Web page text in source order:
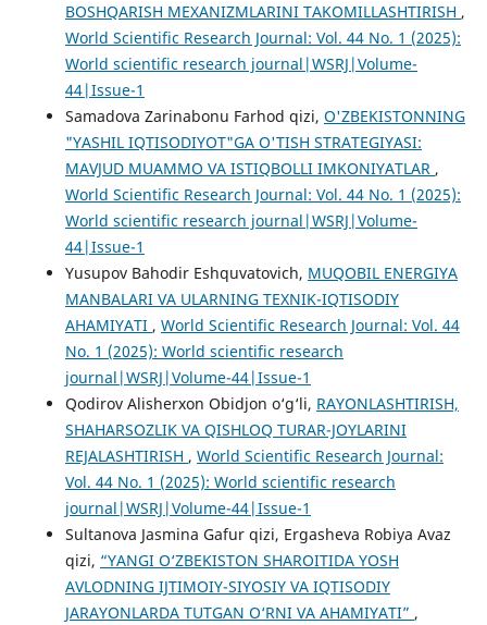
BOSHQARISH MEXANIZMLARINI TAKOMILLASHTIRISH ,
World Scientific Research Journal: Vol. 44 No. 1 (2025):
World scientific research journal|WSRJ|Volume-
44|Issue-1
Samadova Zarinabonu Farhod qizi, O'ZBEKISTONNING
"YASHIL IQTISODIYOT"GA O'TISH STRATEGIYASI:
MAVJUD MUAMMO VA ISTIQBOLLI IMKONIYATLAR ,
World Scientific Research Journal: Vol. 44 No. 1 (2025):
World scientific research journal|WSRJ|Volume-
44|Issue-1
Yusupov Bahodir Eshquvatovich, MUQOBIL ENERGIYA
MANBALARI VA ULARNING TEXNIK-IQTISODIY
AHAMIYATI , World Scientific Research Journal: Vol. 44
No. 1 (2025): World scientific research
journal|WSRJ|Volume-44|Issue-1
Qodirov Alisherxon Obidjon o‘g‘li, RAYONLASHTIRISH,
SHAHARSOZLIK VA QISHLOQ TURAR-JOYLARINI
REJALASHTIRISH , World Scientific Research Journal:
Vol. 44 No. 1 (2025): World scientific research
journal|WSRJ|Volume-44|Issue-1
Sultanova Jasmina Gafur qizi, Ergasheva Robiya Avaz
qizi, “YANGI O‘ZBEKISTON SHAROITIDA YOSH
AVLODNING IJTIMOIY-SIYOSIY VA IQTISODIY
JARAYONLARDA TUTGAN O‘RNI VA AHAMIYATI” ,